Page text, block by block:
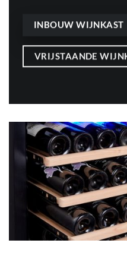
INBOUW WIJNKAST
VRIJSTAANDE